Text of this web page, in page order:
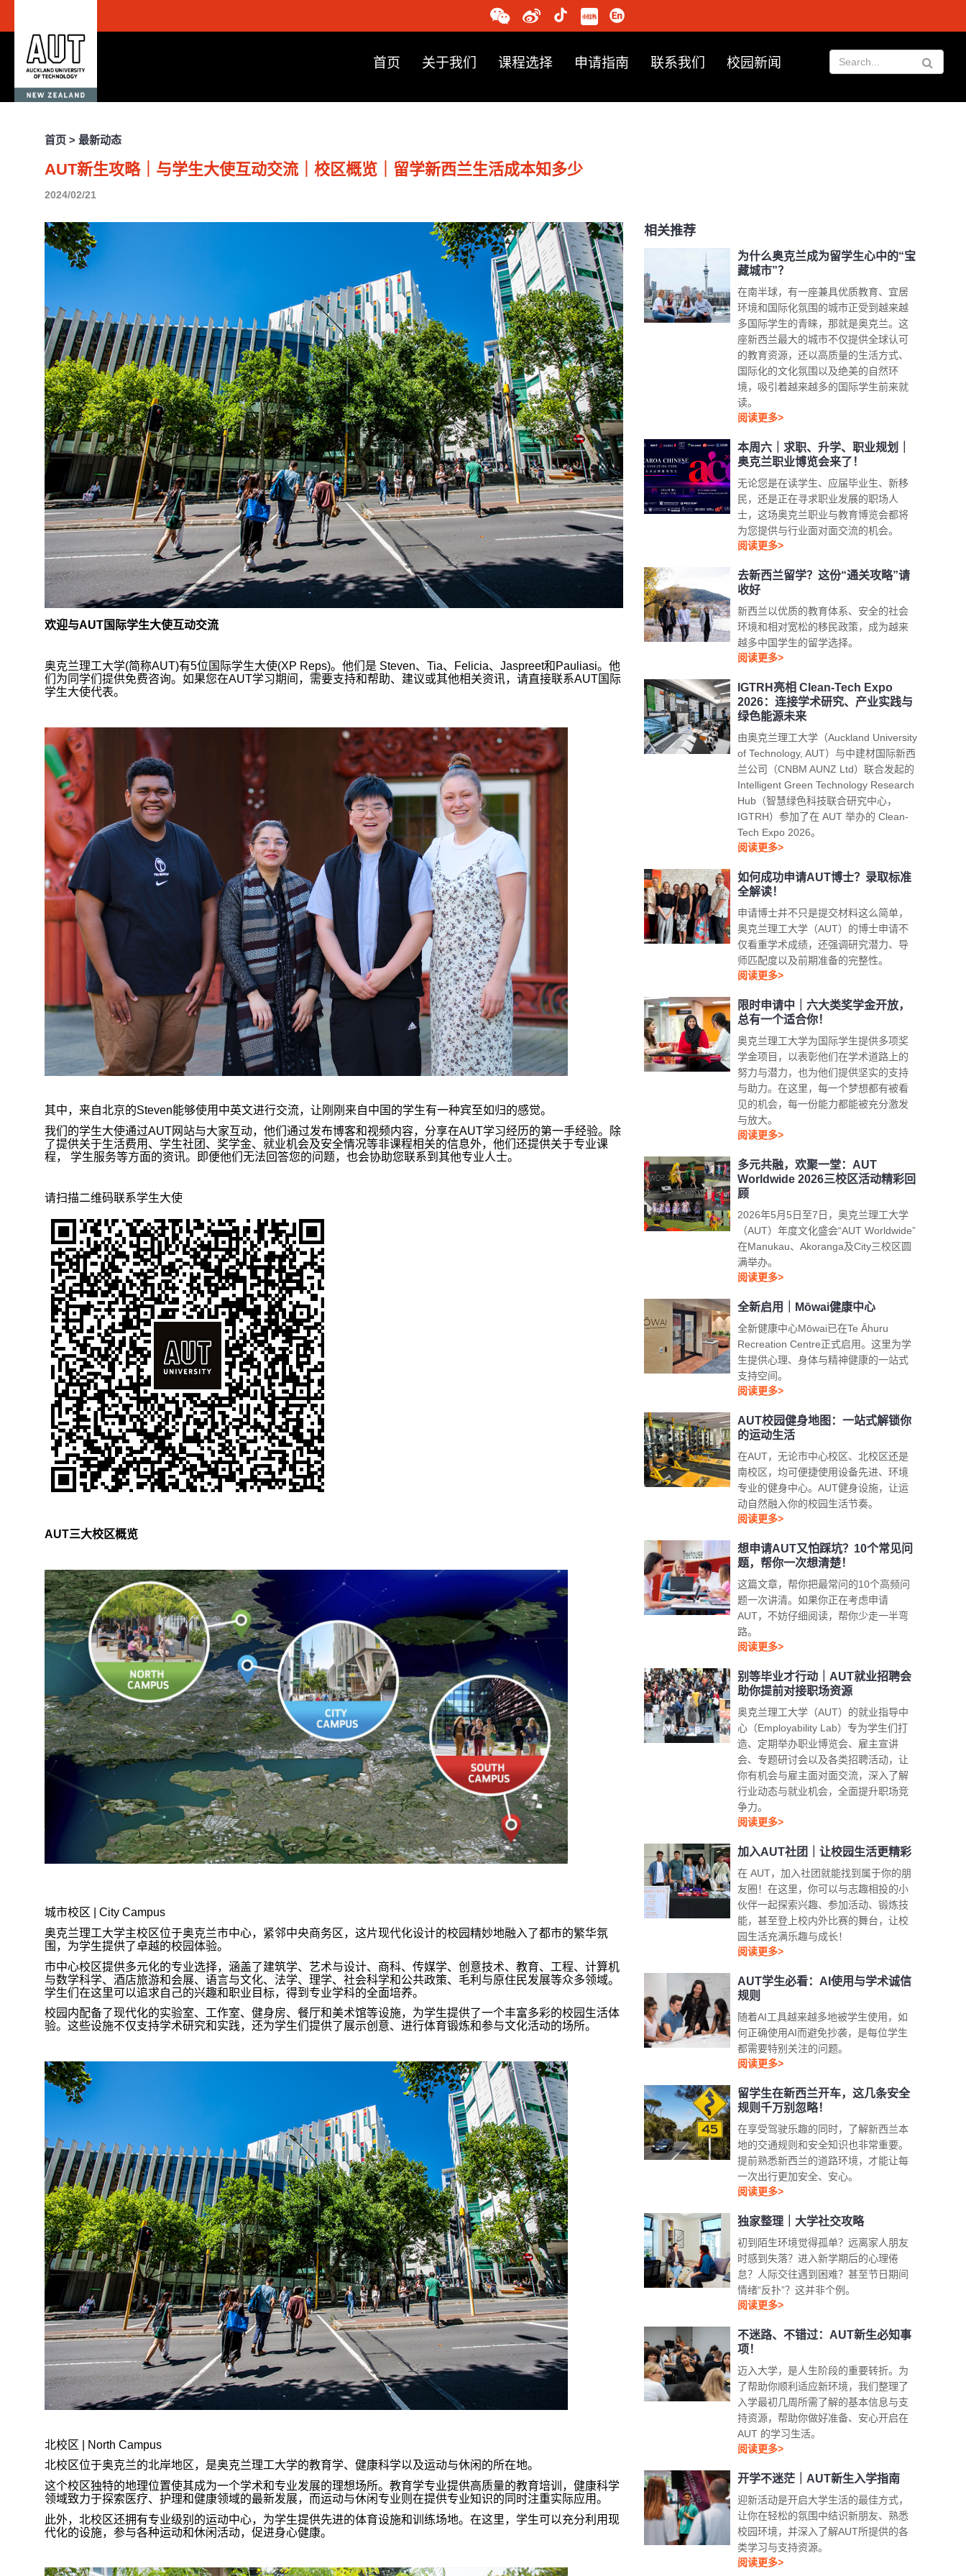
首页 关于我们 课程选择 申请指南 联系我们 校园新闻
首页 > 最新动态
AUT新生攻略｜与学生大使互动交流｜校区概览｜留学新西兰生活成本知多少
2024/02/21
欢迎与AUT国际学生大使互动交流
奥克兰理工大学(简称AUT)有5位国际学生大使(XP Reps)。他们是 Steven、 Tia、 Felicia、 Jaspreet和 Pauliasi。他
们为同学们提供免费咨询。如果您在AUT学习期间，需要支持和帮助、建议或其他相关资讯，请直接联系AUT国际
学生大使代表。
其中，来自北京的Steven能够使用中英文进行交流，让刚刚来自中国的学生有一种宾至如归的感觉。
我们的学生大使通过AUT网站与大家互动，他们通过发布博客和视频内容，分享在AUT学习经历的第一手经验。除
了提供关于生活费用、学生社团、奖学金、就业机会及安全情况等非课程相关的信息外，他们还提供关于专业课
程，
学生服务等方面的资讯。即便他们无法回答您的问题，也会协助您联系到其他专业人士。
请扫描二维码联系学生大使
AUT三大校区概览
城市校区
| City Campus
奥克兰理工大学主校区位于奥克兰市中心，紧邻中央商务区，这片现代化设计的校园精妙地融入了都市的繁华氛
围，为学生提供了卓越的校园体验。
市中心校区提供多元化的专业选择，涵盖了建筑学、艺术与设计、商科、传媒学、创意技术、教育、工程、计算机
与数学科学、酒店旅游和会展、语言与文化、法学、理学、社会科学和公共政策、毛利与原住民发展等众多领域。
学生们在这里可以追求自己的兴趣和职业目标，得到专业学科的全面培养。
校园内配备了现代化的实验室、工作室、健身房、餐厅和美术馆等设施，为学生提供了一个丰富多彩的校园生活体
验。这些设施不仅支持学术研究和实践，还为学生们提供了展示创意、进行体育锻炼和参与文化活动的场所。
北校区 | North Campus
北校区位于奥克兰的北岸地区，是奥克兰理工大学的教育学、健康科学以及运动与休闲的所在地。
这个校区独特的地理位置使其成为一个学术和专业发展的理想场所。教育学专业提供高质量的教育培训，健康科学
领域致力于探索医疗、护理和健康领域的最新发展，而运动与休闲专业则在提供专业知识的同时注重实际应用。
此外，北校区还拥有专业级别的运动中心，为学生提供先进的体育设施和训练场地。在这里，学生可以充分利用现
代化的设施，参与各种运动和休闲活动，促进身心健康。
相关推荐
为什么奥克兰成为留学生心中的“宝
藏城市”？
在南半球，有一座兼具优质教育、宜居
环境和国际化氛围的城市正受到越来越
多国际学生的青睐，那就是奥克兰。这
座新西兰最大的城市不仅提供全球认可
的教育资源，还以高质量的生活方式、
国际化的文化氛围以及绝美的自然环
境，吸引着越来越多的国际学生前来就
读。
阅读更多>
本周六｜求职、升学、职业规划｜
奥克兰职业博览会来了！
无论您是在读学生、应届毕业生、新移
民，还是正在寻求职业发展的职场人
士，这场奥克兰职业与教育博览会都将
为您提供与行业面对面交流的机会。
阅读更多>
去新西兰留学？这份“通关攻略”请
收好
新西兰以优质的教育体系、安全的社会
环境和相对宽松的移民政策，成为越来
越多中国学生的留学选择。
阅读更多>
IGTRH亮相 Clean-Tech Expo
2026：连接学术研究、产业实践与
绿色能源未来
由奥克兰理工大学（Auckland University
of Technology, AUT）与中建材国际新西
兰公司（CNBM AUNZ Ltd）联合发起的
Intelligent Green Technology Research
Hub（智慧绿色科技联合研究中心，
IGTRH）参加了在 AUT 举办的 Clean-
Tech Expo 2026。
阅读更多>
如何成功申请AUT博士？录取标准
全解读！
申请博士并不只是提交材料这么简单，
奥克兰理工大学（AUT）的博士申请不
仅看重学术成绩，还强调研究潜力、导
师匹配度以及前期准备的完整性。
阅读更多>
限时申请中｜六大类奖学金开放，
总有一个适合你！
奥克兰理工大学为国际学生提供多项奖
学金项目，以表彰他们在学术道路上的
努力与潜力，也为他们提供坚实的支持
与助力。在这里，每一个梦想都有被看
见的机会，每一份能力都能被充分激发
与放大。
阅读更多>
多元共融，欢聚一堂：AUT
Worldwide 2026三校区活动精彩回
顾
2026年5月5日至7日，奥克兰理工大学
（AUT）年度文化盛会“AUT Worldwide”
在Manukau、Akoranga及City三校区圆
满举办。
阅读更多>
全新启用｜Mōwai健康中心
全新健康中心Mōwai已在Te Āhuru
Recreation Centre正式启用。这里为学
生提供心理、身体与精神健康的一站式
支持空间。
阅读更多>
AUT校园健身地图：一站式解锁你
的运动生活
在AUT，无论市中心校区、北校区还是
南校区，均可便捷使用设备先进、环境
专业的健身中心。AUT健身设施，让运
动自然融入你的校园生活节奏。
阅读更多>
想申请AUT又怕踩坑？10个常见问
题，帮你一次想清楚！
这篇文章，帮你把最常问的10个高频问
题一次讲清。如果你正在考虑申请
AUT，不妨仔细阅读，帮你少走一半弯
路。
阅读更多>
别等毕业才行动｜AUT就业招聘会
助你提前对接职场资源
奥克兰理工大学（AUT）的就业指导中
心（Employability Lab）专为学生们打
造、定期举办职业博览会、雇主宣讲
会、专题研讨会以及各类招聘活动，让
你有机会与雇主面对面交流，深入了解
行业动态与就业机会，全面提升职场竞
争力。
阅读更多>
加入AUT社团｜让校园生活更精彩
在 AUT，加入社团就能找到属于你的朋
友圈！在这里，你可以与志趣相投的小
伙伴一起探索兴趣、参加活动、锻炼技
能，甚至登上校内外比赛的舞台，让校
园生活充满乐趣与成长！
阅读更多>
AUT学生必看：AI使用与学术诚信
规则
随着AI工具越来越多地被学生使用，如
何正确使用AI而避免抄袭，是每位学生
都需要特别关注的问题。
阅读更多>
留学生在新西兰开车，这几条安全
规则千万别忽略！
在享受驾驶乐趣的同时，了解新西兰本
地的交通规则和安全知识也非常重要。
提前熟悉新西兰的道路环境，才能让每
一次出行更加安全、安心。
阅读更多>
独家整理｜大学社交攻略
初到陌生环境觉得孤单？远离家人朋友
时感到失落？进入新学期后的心理倦
怠？人际交往遇到困难？甚至节日期间
情绪“反扑”？这并非个例。
阅读更多>
不迷路、不错过：AUT新生必知事
项！
迈入大学，是人生阶段的重要转折。为
了帮助你顺利适应新环境，我们整理了
入学最初几周所需了解的基本信息与支
持资源，帮助你做好准备、安心开启在
AUT 的学习生活。
阅读更多>
开学不迷茫｜AUT新生入学指南
迎新活动是开启大学生活的最佳方式，
让你在轻松的氛围中结识新朋友、熟悉
校园环境，并深入了解AUT所提供的各
类学习与支持资源。
阅读更多>